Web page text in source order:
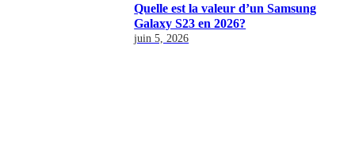
Quelle est la valeur d’un Samsung
Galaxy S23 en 2026?
juin 5, 2026